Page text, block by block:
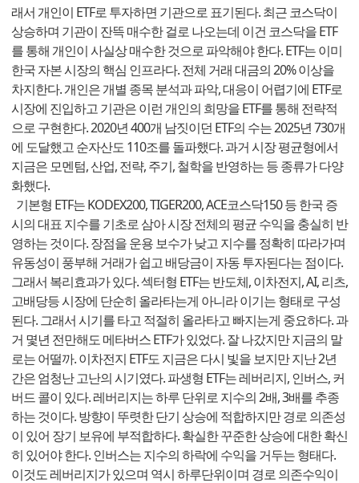
래서 개인이 ETF로 투자하면 기관으로 표기된다. 최근 코스닥이
상승하며 기관이 잔뜩 매수한 걸로 나오는데 이건 코스닥을 ETF
를 통해 개인이 사실상 매수한 것으로 파악해야 한다. ETF는 이미
한국 자본 시장의 핵심 인프라다. 전체 거래 대금의 20% 이상을
차지한다. 개인은 개별 종목 분석과 파악, 대응이 어렵기에 ETF로
시장에 진입하고 기관은 이런 개인의 희망을 ETF를 통해 전략적
으로 구현한다. 2020년 400개 남짓이던 ETF의 수는 2025년 730개
에 도달했고 순자산도 110조를 돌파했다. 과거 시장 평균형에서
지금은 모멘텀, 산업, 전략, 주기, 철학을 반영하는 등 종류가 다양
화했다.
기본형 ETF는 KODEX200, TIGER200, ACE코스닥150 등 한국 증
시의 대표 지수를 기초로 삼아 시장 전체의 평균 수익을 충실히 반
영하는 것이다. 장점을 운용 보수가 낮고 지수를 정확히 따라가며
유동성이 풍부해 거래가 쉽고 배당금이 자동 투자된다는 점이다.
그래서 복리효과가 있다. 섹터형 ETF는 반도체, 이차전지, AI, 리츠,
고배당등 시장에 단순히 올라타는게 아니라 이기는 형태로 구성
된다. 그래서 시기를 타고 적절히 올라타고 빠지는게 중요하다. 과
거 몇년 전만해도 메타버스 ETF가 있었다. 잘 나갔지만 지금의 말
로는 어떨까. 이차전지 ETF도 지금은 다시 빛을 보지만 지난 2년
간은 엄청난 고난의 시기였다. 파생형 ETF는 레버리지, 인버스, 커
버드 콜이 있다. 레버리지는 하루 단위로 지수의 2배, 3배를 추종
하는 것이다. 방향이 뚜렷한 단기 상승에 적합하지만 경로 의존성
이 있어 장기 보유에 부적합하다. 확실한 꾸준한 상승에 대한 확신
히 있어야 한다. 인버스는 지수의 하락에 수익을 거두는 형태다.
이것도 레버리지가 있으며 역시 하루단위이며 경로 의존수익이